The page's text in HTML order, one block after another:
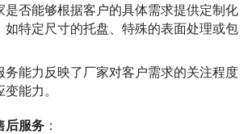
是否能够根据客户的具体需求提供定制化
如特定尺寸的托盘、特殊的表面处理或包
务能力反映了厂家对客户需求的关注程度
能力。
后服务 ：